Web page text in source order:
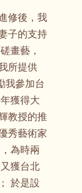
修後，我
子的支持
畫藝，
所提供
我參加台
獲得大
教授的推
秀藝術家
為時兩
獲台北
於是設